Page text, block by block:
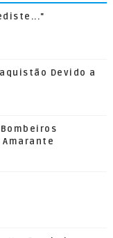
Devido a